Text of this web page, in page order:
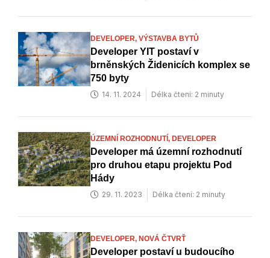
DEVELOPER, VÝSTAVBA BYTŮ
Developer YIT postaví v
brněnských Židenicích komplex se
750 byty
14. 11. 2024 Délka čtení: 2 minuty
ÚZEMNÍ ROZHODNUTÍ, DEVELOPER
Developer má územní rozhodnutí
pro druhou etapu projektu Pod
Hády
29. 11. 2023 Délka čtení: 2 minuty
DEVELOPER, NOVÁ ČTVRŤ
Developer postaví u budoucího